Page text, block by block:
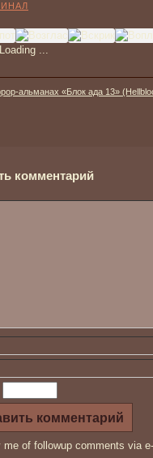
Loading ...
альманах «Блок ада 13»
комментарий
me of followup comments via